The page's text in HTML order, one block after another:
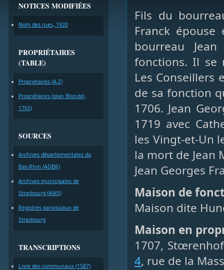
NOTICES MODIFIÉES
Nom des rues, 1920
PROPRIÉTAIRES
(TABLE)
Proprietaires (A-Z)
Propriétaires (plan Blondel,
1765)
SOURCES
Archives départementales du
Bas-Rhin (ADBR)
Archives municipales de
Strasbourg (AMS)
Registres paroissiaux de
Strasbourg
TRANSCRIPTIONS
Livre des communaux (1587)
Fils du
Franck épouse
bourreau
fonctions. Il se
Les Conseillers
de sa fonction
1706. Jean
1719 avec
les Vingt-et-Un
la mort de Jean
Jean Georges
Maison de
Maison dite
Maison en
1707,
4, rue de la